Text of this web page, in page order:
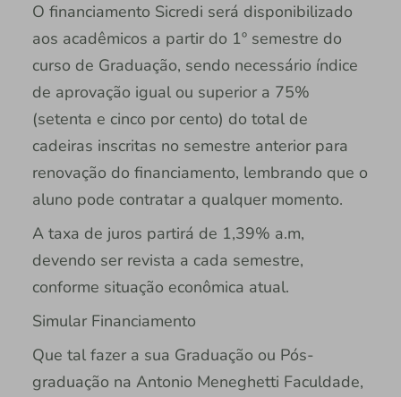
O financiamento Sicredi será disponibilizado
aos acadêmicos a partir do 1º semestre do
curso de Graduação, sendo necessário índice
de aprovação igual ou superior a 75%
(setenta e cinco por cento) do total de
cadeiras inscritas no semestre anterior para
renovação do financiamento, lembrando que o
aluno pode contratar a qualquer momento.
A taxa de juros partirá de 1,39% a.m,
devendo ser revista a cada semestre,
conforme situação econômica atual.
Simular Financiamento
Que tal fazer a sua Graduação ou Pós-
graduação na Antonio Meneghetti Faculdade,